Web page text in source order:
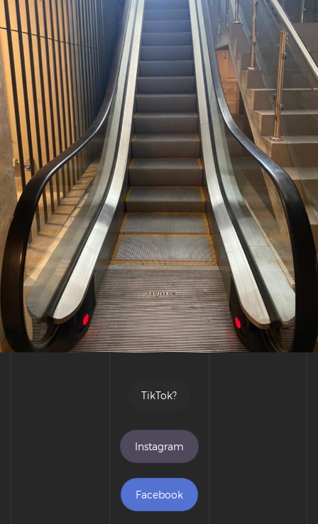
TikTok?
Instagram
Facebook